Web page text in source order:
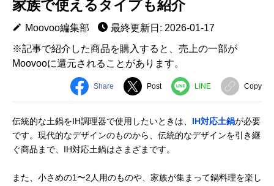
家族で使えるタイプも紹介
Moovoo編集部
最終更新日: 2026-01-17
※記事で紹介した商品を購入すると、売上の一部が
Moovooに還元されることがあります。
Share Post LINE Copy
伝統的な土鍋をIH調理器で使用したいときは、 IH対応土鍋が必要
です。現代的なデザインのものから、伝統的なデザインを引き継
ぐ商品まで、IH対応土鍋はさまざまです。
また、小さめの1〜2人用のものや、家族が集まって鍋料理を楽し